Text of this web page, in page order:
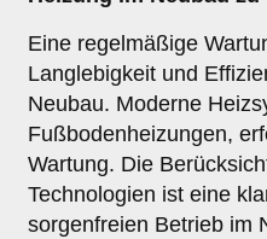
Eine regelmäßige
Langlebigkeit und
Neubau. Moderne
Fußbodenheizungen,
Wartung. Die
Technologien ist eine
sorgenfreien Betrieb im